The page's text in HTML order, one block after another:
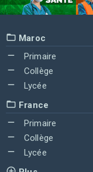
Maroc
Primaire
Collège
Lycée
France
Primaire
Collège
Lycée